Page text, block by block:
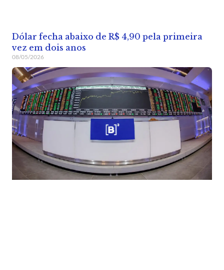
Dólar fecha abaixo de R$ 4,90 pela primeira
vez em dois anos
08/05/2026